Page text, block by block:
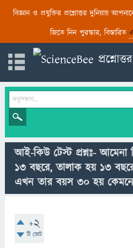
বিজ্ঞান ও প্রযুক্তির প্রশ্নোত্তর দুনিয়ায়
জিতে নিন পুরস্কার, বিস্তারিত
আই-কিউ টেস্ট প্রশ্নঃ- আমেনা
১৩ বছরে, তালাক হয় ১৩
এখন তার বয়স ৩০ হয়
+2
টি ভোট